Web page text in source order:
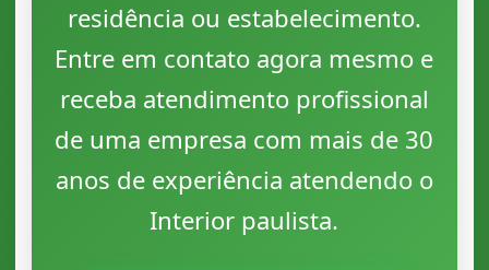
residência ou estabelecimento.
Entre em contato agora mesmo e
receba atendimento profissional
de uma empresa com mais de 30
anos de experiência atendendo o
Interior paulista.